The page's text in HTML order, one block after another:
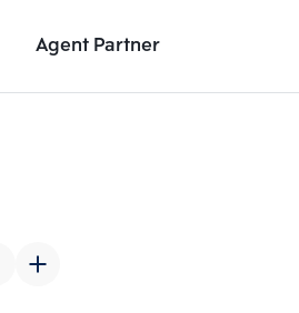
Agent Partner
Unit Details